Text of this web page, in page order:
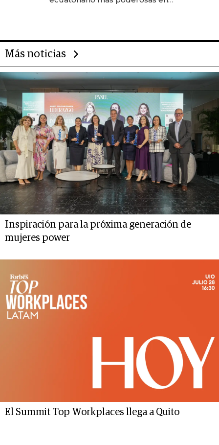
Más noticias
Inspiración para la próxima generación de
mujeres power
El Summit Top Workplaces llega a Quito